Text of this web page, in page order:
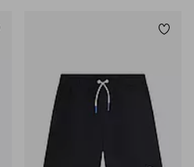
til favoritter